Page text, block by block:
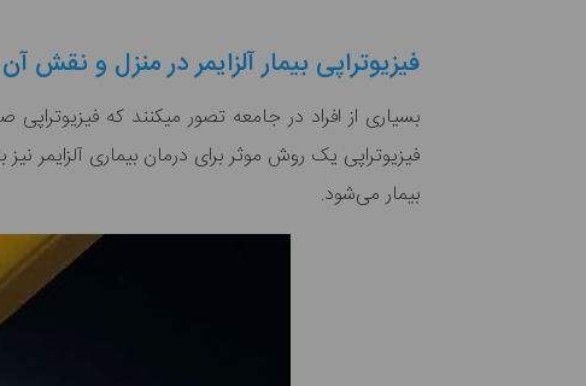
فیزیوتراپی بیمار آلزایمر در منزل و نقش
فیزیوتراپی یک روش موثر برای درمان بیماری آلزایمر
بیمار می‌‎شود.